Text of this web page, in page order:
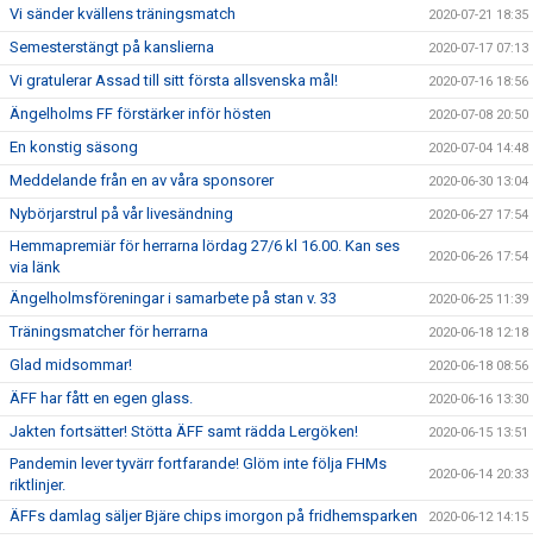
Vi sänder kvällens träningsmatch 2020-07-21 18:35
Semesterstängt på kanslierna 2020-07-17 07:13
Vi gratulerar Assad till sitt första allsvenska mål! 2020-07-16 18:56
Ängelholms FF förstärker inför hösten 2020-07-08 20:50
En konstig säsong 2020-07-04 14:48
Meddelande från en av våra sponsorer 2020-06-30 13:04
Nybörjarstrul på vår livesändning 2020-06-27 17:54
Hemmapremiär för herrarna lördag 27/6 kl 16.00. Kan ses
via länk
2020-06-26 17:54
Ängelholmsföreningar i samarbete på stan v. 33 2020-06-25 11:39
Träningsmatcher för herrarna 2020-06-18 12:18
Glad midsommar! 2020-06-18 08:56
ÄFF har fått en egen glass. 2020-06-16 13:30
Jakten fortsätter! Stötta ÄFF samt rädda Lergöken! 2020-06-15 13:51
Pandemin lever tyvärr fortfarande! Glöm inte följa FHMs
riktlinjer.
2020-06-14 20:33
ÄFFs damlag säljer Bjäre chips imorgon på fridhemsparken 2020-06-12 14:15